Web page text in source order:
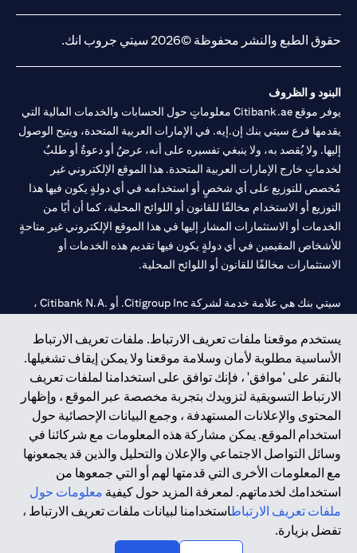
يستخدم موقعنا ملفات تعريف الارتباط. ملفات تعريف الارتباط
الأساسية مطلوبة لأمان وسلامة موقعنا ولا يمكن إيقاف تشغيلها.
بالنقر على 'موافق' ، فإنك توافق على استخدامنا لملفات تعريف
الارتباط التسويقية لتزويدك بتجربة مخصصة عبر الموقع ، وإظهار
المحتوى والإعلانات المستهدفة ، وجمع البيانات الإحصائية حول
استخدام الموقع. يمكن مشاركة هذه المعلومات مع شركائنا في
وسائل التواصل الاجتماعي والإعلان والتحليل والذين قد يجمعونها
مع المعلومات الأخرى التي قدمتها لهم أو التي جمعوها من
استخدامك لخدماتهم. لمعرفة المزيد حول كيفية معلومات حول
ملفات تعريف الارتباطاستخدامنا لبيانات ملفات تعريف الارتباط ،
تفضل بزيارة.
حقوق الطبع والنشر محفوظة ©2026 سيتي جروب انك.
البنود و الظروف
يوفر موقع Citibank.ae معلوماتٍ حول الحسابات والخدمات المالية التي
يقدمها فرع سيتي بنك إن.إيه. في الإمارات العربية المتحدة، ويتيح الوصول
إليها. ولا يُقصد به، ولا ينبغي تفسيره على أنه، عرضٌ أو دعوةٌ أو طلبٌ
لخدماتٍ خارج الإمارات العربية المتحدة. هذا الموقع الإلكتروني غير
مُخصص للتوزيع على أي شخصٍ أو استخدامه في أي دولةٍ يكون فيها هذا
التوزيع أو الاستخدام مخالفًا للقانون أو اللوائح المحلية، كما أن أيًا من
الخدمات أو الاستثمارات المشار إليها في هذا الموقع الإلكتروني غير متاحةٍ
للأشخاص المقيمين في أي دولةٍ يكون فيها تقديم هذه الخدمات أو
الاستثمارات مخالفًا للقانون أو اللوائح المحلية.
سيتي بنك هي علامة خدمة لشركة Citigroup Inc. أو .Citibank N.A ،
سيتي بنك إن. إيه. الإمارات مسجل لدى مصرف الإمارات المركزي تحت
أرقام التراخيص 202563 لفرع الوصل في دبي، 531989 لفرع مول
الإمارات في دبي، وCN-1002019لفرع أبوظبي. هاتف: 4000 311 04.
فرع سيتي بنك إن إيه - الإمارات العربية المتحدة مرخص من مصرف
الإمارات العربية المتحدة المركزي كفرع لبنك أجنبي.
سيتي بنك إن إيه الإمارات العربية المتحدة مرخص من هيئة الأوراق المالية
والسلع في الإمارات العربية المتحدة ("SCA") للقيام بالنشاط المالي لـ أ)
الاستشارات المالية والتعريف والترويج بموجب ترخيص رقم
20200000097 ب) وسيط تداول في الأسواق الدولية بموجب ترخيص